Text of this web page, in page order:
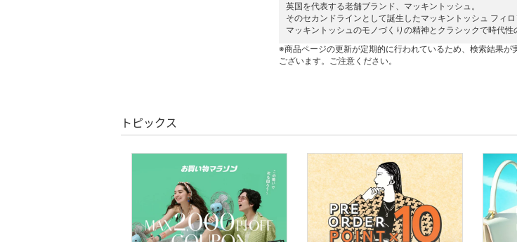
フレグランス
コフレ・キット・セット
食器・調理器具・キッチ
ン用品
英国を代表する老舗ブランド、マッキントッシュ。
そのセカンドラインとして誕生したマッキントッシュ フィロ
マッキントッシュのモノづくりの精神とクラシックで時代
※商品ページの更新が定期的に行われているため、検索結果
ございます。ご注意ください。
トピックス